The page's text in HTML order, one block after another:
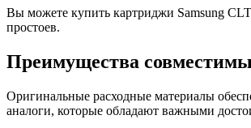
Вы можете купить картриджи Samsung
простоев.
Преимущества
Оригинальные расходные материалы
аналоги, которые обладают важными